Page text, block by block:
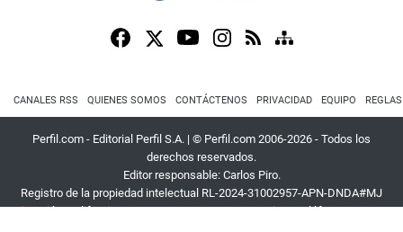
CANALES RSS QUIENES SOMOS CONTÁCTENOS PRIVACIDAD EQUIPO
Perfil.com - Editorial Perfil S.A. | © Perfil.com 2006-2026 - Todos los
derechos reservados.
Editor responsable: Carlos Piro.
Registro de la propiedad intelectual RL-2024-31002957-APN-DNDA#MJ
Dirección:California 2715,C1289ABI,CABA, Argentina| Teléfono:+54 9 11